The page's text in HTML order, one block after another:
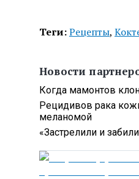
Теги:Рецепты,
Новости
Когда мамонтов
Рецидивов рака
меланомой
«Застрелили и